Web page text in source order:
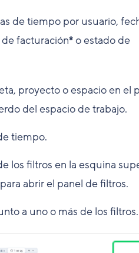
de tiempo por usuario,
facturación*o estado de
proyecto o espacio en el
del espacio de trabajo.
tiempo.
los filtros en la esquina
abrir el panel de filtros.
a uno o más de los filtros.